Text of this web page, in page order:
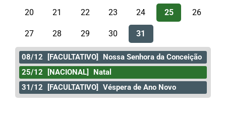
20 21 22 23 24 25 26
27 28 29 30 31
08/12 [FACULTATIVO]
Nossa Senhora da Conceição
25/12
[NACIONAL]
Natal
31/12
[FACULTATIVO] Véspera de Ano Novo